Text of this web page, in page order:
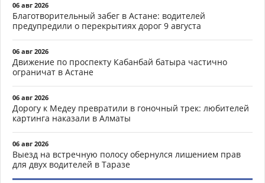
06 авг 2026
Благотворительный забег в Астане: водителей
предупредили о перекрытиях дорог 9 августа
06 авг 2026
Движение по проспекту Кабанбай батыра частично
ограничат в Астане
06 авг 2026
Дорогу к Медеу превратили в гоночный трек: любителей
картинга наказали в Алматы
06 авг 2026
Выезд на встречную полосу обернулся лишением прав
для двух водителей в Таразе